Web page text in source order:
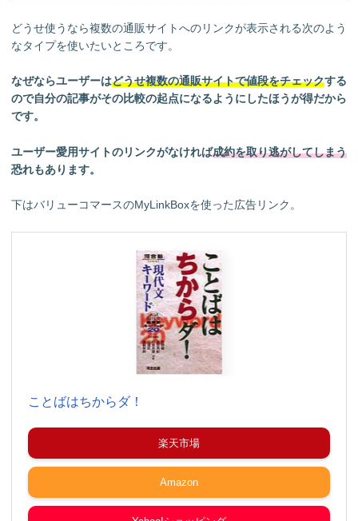
どうせ使うなら複数の通販サイトへのリンクが表示される次のよう
なタイプを使いたいところです。
なぜならユーザーはどうせ複数の通販サイトで値段をチェックする
ので自分の記事がその比較の起点になるようにしたほうが得だから
です。
ユーザー愛用サイトのリンクがなければ成約を取り逃がしてしまう
恐れもあります。
下はバリューコマースのMyLinkBoxを使った広告リンク。
ことばはちからダ！
楽天市場
Amazon